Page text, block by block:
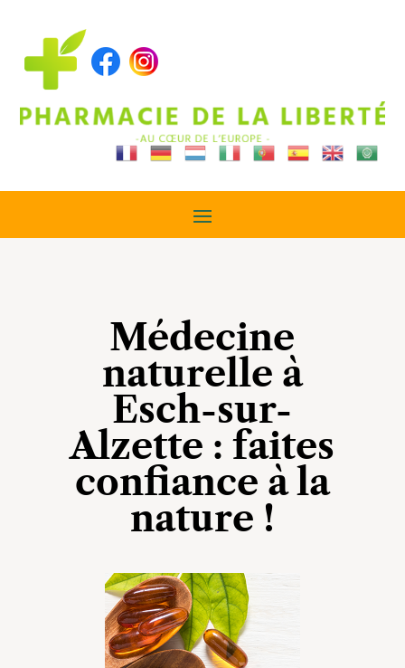
Médecine
naturelle à
Esch-sur-
Alzette : faites
confiance à la
nature !